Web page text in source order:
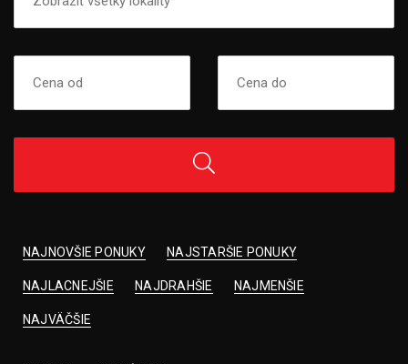
NAJNOVŠIE PONUKY NAJSTARŠIE PONUKY
NAJLACNEJŠIE NAJDRAHŠIE NAJMENŠIE
NAJVÄČŠIE